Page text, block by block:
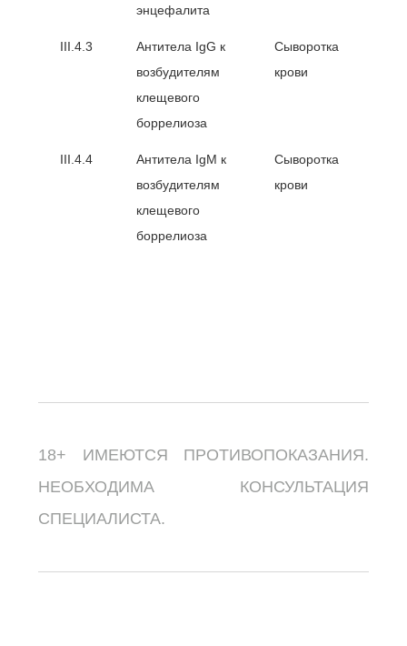
энцефалита
III.4.3
Антитела IgG к
возбудителям
клещевого
боррелиоза
Сыворотка
крови
III.4.4
Антитела IgM к
возбудителям
клещевого
боррелиоза
Сыворотка
крови
18+ ИМЕЮТСЯ ПРОТИВОПОКАЗАНИЯ.
НЕОБХОДИМА КОНСУЛЬТАЦИЯ
СПЕЦИАЛИСТА.